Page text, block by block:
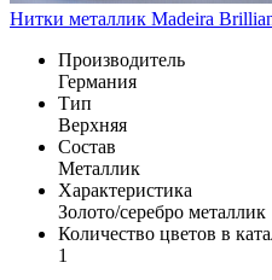
Нитки металлик Madeira
Производитель
Германия
Тип
Верхняя
Состав
Металлик
Характеристика
Золото/серебро металлик
Количество цветов в
1